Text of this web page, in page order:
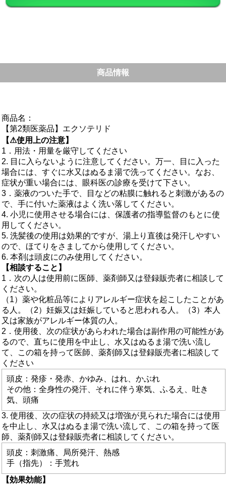
商品情報
商品名：
【第2類医薬品】エクソテリド
【⚠使用上の注意】
1．用法・用量を厳守してください
2. 目に入らないように注意してください。万一、目に入った
場合には、すぐに水又はぬるま湯で洗ってください。なお、
症状が重い場合には、眼科医の診療を受けて下さい。
3．薬液のついた手で、目などの粘膜に触れると刺激があるの
で、手に付いた薬液はよく洗い落してください。
4. 小児に使用させる場合には、保護者の指導監督のもとに使
用してください。
5. 洗髪後の使用は効果的ですが、湯上り直後は発汗しやすい
ので、ほてりをさましてから使用してください。
6. 本剤は頭皮にのみ使用してください。
【相談すること】
1．次の人は使用前に医師、薬剤師又は登録販売者に相談して
ください。
（1）薬や化粧品等によりアレルギー症状を起こしたことがあ
る人。（2）妊娠又は妊娠していると思われる人。（3）本人
又は家族がアレルギー体質の人。
2．使用後、次の症状があらわれた場合は副作用の可能性があ
るので、直ちに使用を中止し、水又はぬるま湯で洗い流し
て、この箱を持って医師、薬剤師又は登録販売者に相談して
ください
頭皮：発疹・発赤、かゆみ、はれ、かぶれ
その他：全身性の発汗、それに伴う寒気、ふるえ、吐き
気、頭痛
3. 使用後、次の症状の持続又は増強が見られた場合には使用
を中止し、水又はぬるま湯で洗い流して、この箱を持って医
師、薬剤師又は登録販売者に相談してください。
頭皮：刺激痛、局所発汗、熱感
手（指先）：手荒れ
【効果効能】